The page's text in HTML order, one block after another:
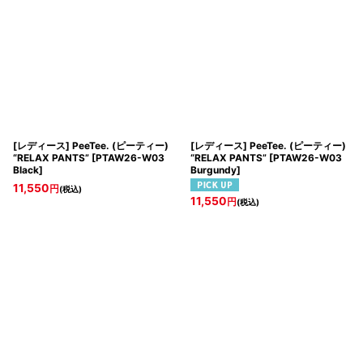
[レディース] PeeTee. (ピーティー)
“RELAX PANTS” [PTAW26-W03
Black]
11,550円(税込)
[レディース] PeeTee. (ピーティー)
“RELAX PANTS” [PTAW26-W03
Burgundy]
11,550円(税込)